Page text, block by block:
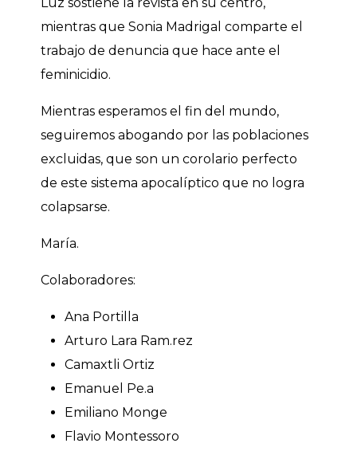
mientras que Sonia Madrigal comparte el
trabajo de denuncia que hace ante el
feminicidio.
Mientras esperamos el fin del mundo,
seguiremos abogando por las poblaciones
excluidas, que son un corolario perfecto
de este sistema apocalíptico que no logra
colapsarse.
María.
Colaboradores:
Ana Portilla
Arturo Lara Ram.rez
Camaxtli Ortiz
Emanuel Pe.a
Emiliano Monge
Flavio Montessoro